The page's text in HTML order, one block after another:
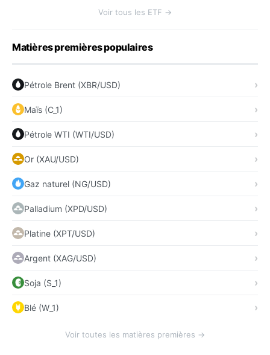
Voir tous les ETF →
Matières premières populaires
Pétrole Brent (XBR/USD)
Maïs (C_1)
Pétrole WTI (WTI/USD)
Or (XAU/USD)
Gaz naturel (NG/USD)
Palladium (XPD/USD)
Platine (XPT/USD)
Argent (XAG/USD)
Soja (S_1)
Blé (W_1)
Voir toutes les matières premières →